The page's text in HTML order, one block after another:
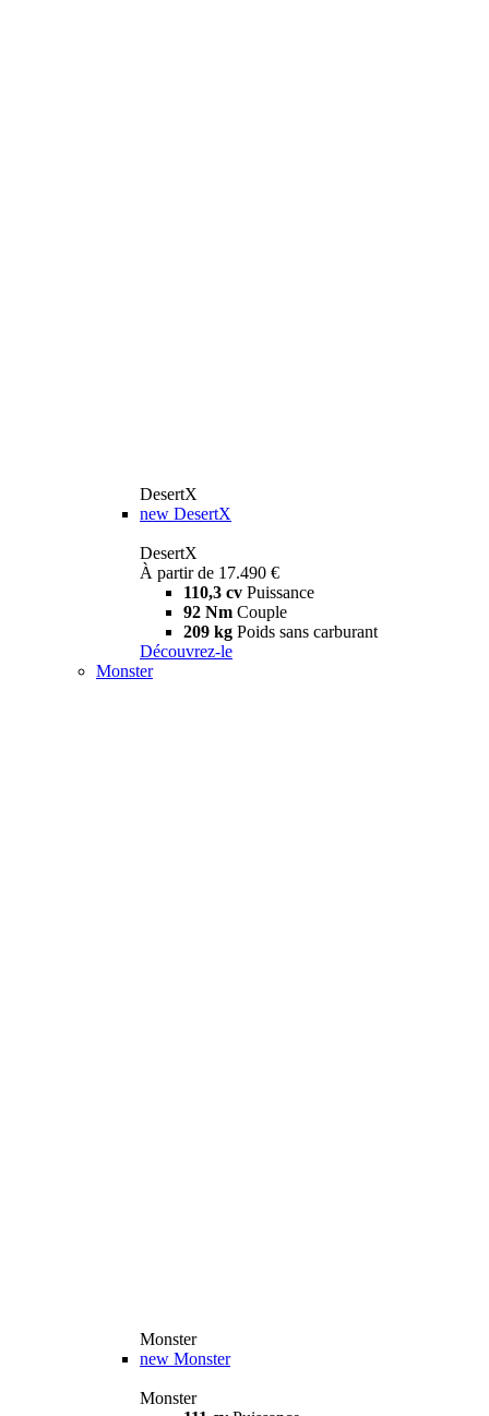
DesertX
new DesertX
DesertX
À partir de 17.490 €
110,3 cv Puissance
92 Nm Couple
209 kg Poids sans carburant
Découvrez-le
Monster
Monster
new Monster
Monster